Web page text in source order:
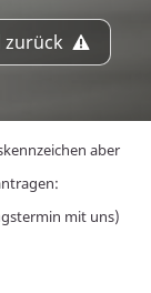
zurück
aber
mit uns)